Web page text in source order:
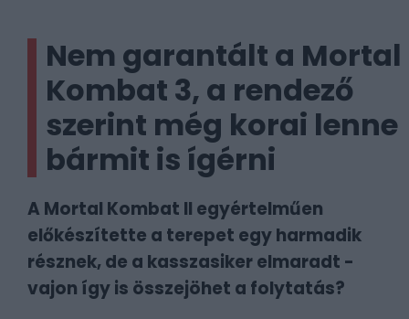
Nem garantált a Mortal
Kombat 3, a rendező
szerint még korai lenne
bármit is ígérni
A Mortal Kombat II egyértelműen
előkészítette a terepet egy harmadik
résznek, de a kasszasiker elmaradt -
vajon így is összejöhet a folytatás?